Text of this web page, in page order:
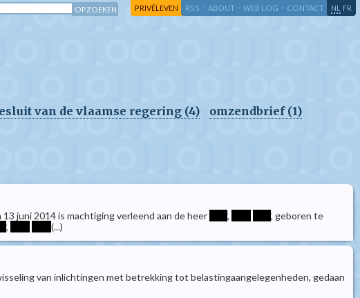
PRIVÉLEVEN RSS - ABOUT - WEB LOG - CONTACT NL FR
van de vlaamse regering (4)
omzendbrief (1)
juni 2014 is machtiging verleend aan de heer ,
, geboren te
, (...)
van inlichtingen met betrekking tot belastingaangelegenheden, gedaan